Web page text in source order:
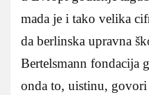
mada je i tako velika
da berlinska upravna
Bertelsmann fondacija
onda to, uistinu,